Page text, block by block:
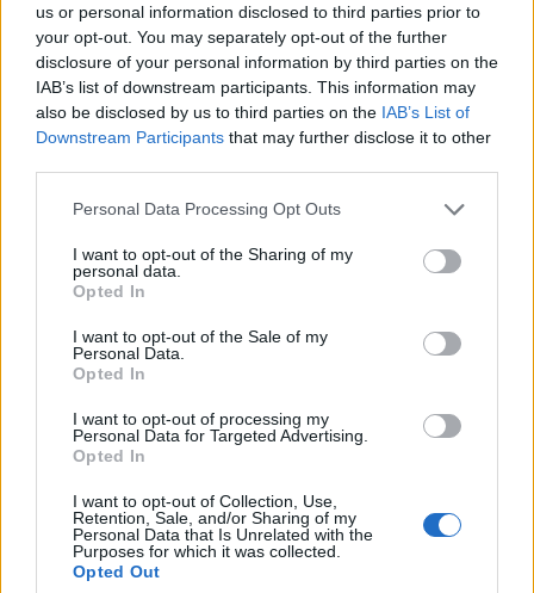
us or personal information disclosed to third parties prior to
your opt-out. You may separately opt-out of the further
disclosure of your personal information by third parties on the
IAB’s list of downstream participants. This information may
also be disclosed by us to third parties on the IAB’s List of
Downstream Participants that may further disclose it to other
Personal Data Processing Opt Outs
I want to opt-out of the Sharing of my
personal data.
Opted In
I want to opt-out of the Sale of my
Personal Data.
Opted In
I want to opt-out of processing my
Personal Data for Targeted Advertising.
Opted In
I want to opt-out of Collection, Use,
Retention, Sale, and/or Sharing of my
Personal Data that Is Unrelated with the
Purposes for which it was collected.
Opted Out
ALTO MILANESE
A luglio 130 nuovi nati all’Ospedale
di Legnano. Mai così tante nuove
nascite in un solo mese da 10 anni